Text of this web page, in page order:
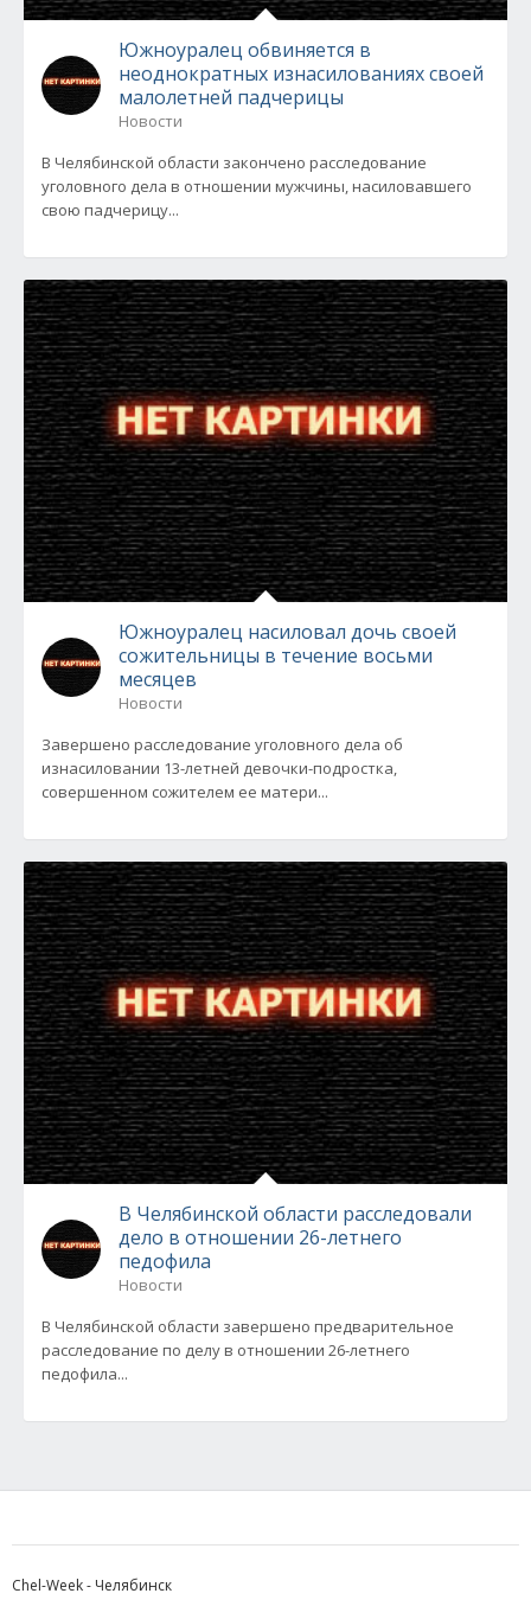
Южноуралец обвиняется в
неоднократных изнасилованиях своей
малолетней падчерицы
Новости
В Челябинской области закончено расследование
уголовного дела в отношении мужчины, насиловавшего
свою падчерицу...
Южноуралец насиловал дочь своей
сожительницы в течение восьми
месяцев
Новости
Завершено расследование уголовного дела об
изнасиловании 13-летней девочки-подростка,
совершенном сожителем ее матери...
В Челябинской области расследовали
дело в отношении 26-летнего
педофила
Новости
В Челябинской области завершено предварительное
расследование по делу в отношении 26-летнего
педофила...
Chel-Week - Челябинск